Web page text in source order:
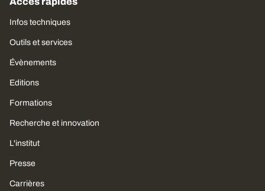
Infos techniques
Outils et services
Évènements
Editions
Formations
Recherche et innovation
L'institut
Presse
Carrières